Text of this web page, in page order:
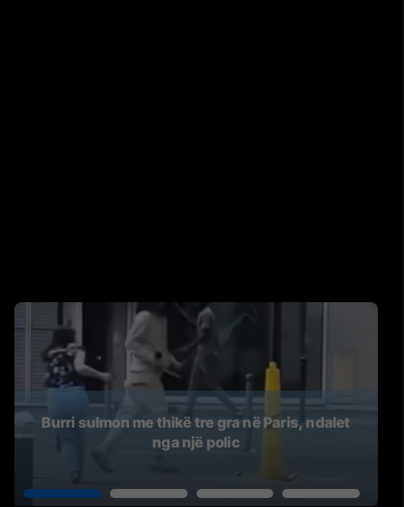
Burri sulmon me thikë tre gra në Paris, ndalet
nga një polic